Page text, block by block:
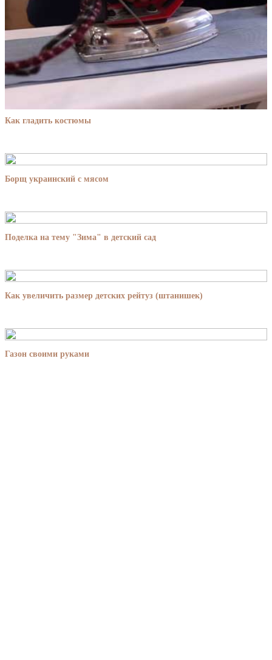
Как гладить костюмы
Борщ украинский с мясом
Поделка на тему "Зима" в детский сад
Как увеличить размер детских рейтуз (штанишек)
Газон своими руками